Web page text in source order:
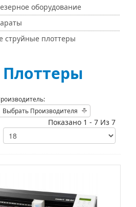
оборудование
плоттеры
Выбрать Производителя
Показано 1 - 7 Из 7